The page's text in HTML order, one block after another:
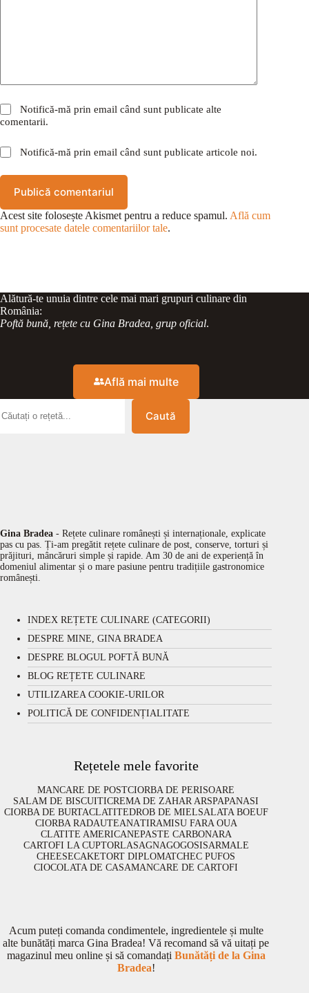
Notifică-mă prin email când sunt publicate alte
comentarii.
Notifică-mă prin email când sunt publicate articole noi.
Publică comentariul
Acest site folosește Akismet pentru a reduce spamul. Află cum
sunt procesate datele comentariilor tale.
Alătură-te unuia dintre cele mai mari grupuri culinare din
România:
Poftă bună, rețete cu Gina Bradea, grup oficial.
Află mai multe
Caută
Gina Bradea - Rețete culinare românești și internaționale, explicate
pas cu pas. Ți-am pregătit rețete culinare de post, conserve, torturi și
prăjituri, mâncăruri simple și rapide. Am 30 de ani de experiență în
domeniul alimentar și o mare pasiune pentru tradițiile gastronomice
românești.
INDEX REȚETE CULINARE (CATEGORII)
DESPRE MINE, GINA BRADEA
DESPRE BLOGUL POFTĂ BUNĂ
BLOG REȚETE CULINARE
UTILIZAREA COOKIE-URILOR
POLITICĂ DE CONFIDENȚIALITATE
Rețetele mele favorite
MANCARE DE POSTCIORBA DE PERISOARE
SALAM DE BISCUITICREMA DE ZAHAR ARSPAPANASI
CIORBA DE BURTACLATITEDROB DE MIELSALATA BOEUF
CIORBA RADAUTEANATIRAMISU FARA OUA
CLATITE AMERICANEPASTE CARBONARA
CARTOFI LA CUPTORLASAGNAGOGOSISARMALE
CHEESECAKETORT DIPLOMATCHEC PUFOS
CIOCOLATA DE CASAMANCARE DE CARTOFI
Acum puteți comanda condimentele, ingredientele și multe
alte bunătăți marca Gina Bradea! Vă recomand să vă uitați pe
magazinul meu online și să comandați Bunătăți de la Gina
Bradea!